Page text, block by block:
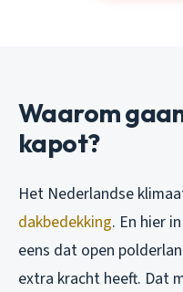
Waarom
kapot?
Het Nederlandse
dakbedekking. En hier
eens dat open
extra kracht heeft. Dat